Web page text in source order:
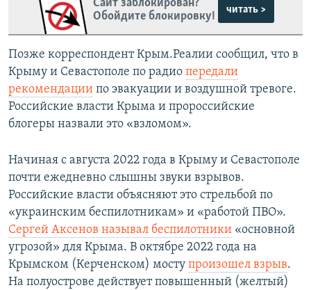
Сайт заблокирован?
Обойдите блокировку!
читать >
Позже корреспондент Крым.Реалии сообщил, что в
Крыму и Севастополе по радио передали
рекомендации по эвакуации и воздушной тревоге.
Российские власти Крыма и пророссийские
блогеры назвали это «взломом».
Начиная с августа 2022 года в Крыму и Севастополе
почти ежедневно слышны звуки взрывов.
Российские власти объясняют это стрельбой по
«украинским беспилотникам» и «работой ПВО».
Сергей Аксенов называл беспилотники «основной
угрозой» для Крыма. В октябре 2022 года на
Крымском (Керченском) мосту произошел взрыв.
На полуострове действует повышенный (желтый)